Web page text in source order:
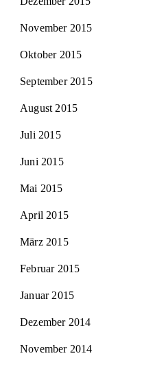
November 2015
Oktober 2015
September 2015
August 2015
Juli 2015
Juni 2015
Mai 2015
April 2015
März 2015
Februar 2015
Januar 2015
Dezember 2014
November 2014